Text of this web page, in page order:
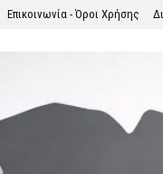
Επικοινωνία - Όροι Χρήσης